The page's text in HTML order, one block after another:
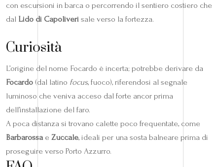
con escursioni in barca o percorrendo il sentiero costiero che
dal Lido di Capoliveri sale verso la fortezza.
Curiosità
L’origine del nome Focardo è incerta; potrebbe derivare da
Focardo (dal latino focus, fuoco), riferendosi al segnale
luminoso che veniva acceso dal forte ancor prima
dell’installazione del faro.
A poca distanza si trovano calette poco frequentate, come
Barbarossae Zuccale, ideali per una sosta balneare prima di
proseguire verso Porto Azzurro.